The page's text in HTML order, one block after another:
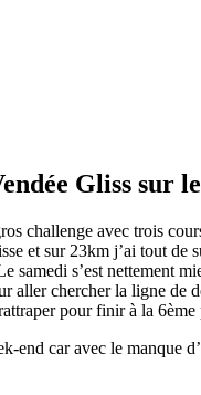
Gliss sur
challenge avec trois
et sur 23km j’ai tout
samedi s’est nettement
aller chercher la ligne de
pour finir à la 6ème
end car avec le manque